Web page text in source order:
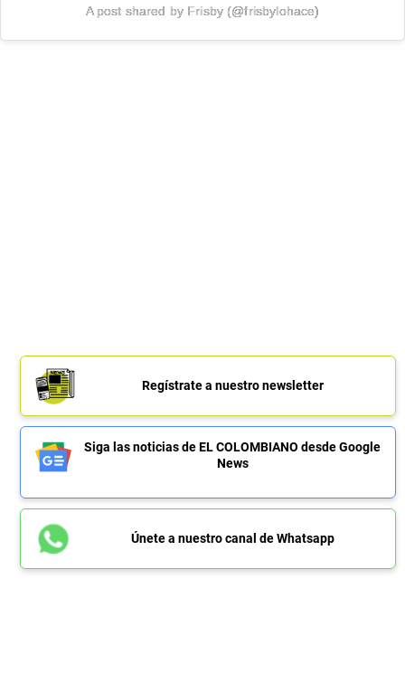
A post shared by Frisby (@frisbylohace)
Regístrate a nuestro newsletter
Siga las noticias de EL COLOMBIANO desde Google
News
Únete a nuestro canal de Whatsapp